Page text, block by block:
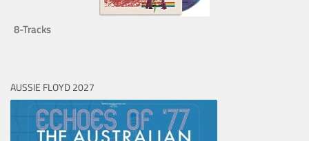
8-Tracks
AUSSIE FLOYD 2027